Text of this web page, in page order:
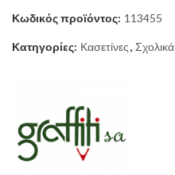
9,90 €.
είναι:
8,90 €.
Κωδικός προϊόντος: 113455
Κατηγορίες: Κασετίνες, Σχολικά